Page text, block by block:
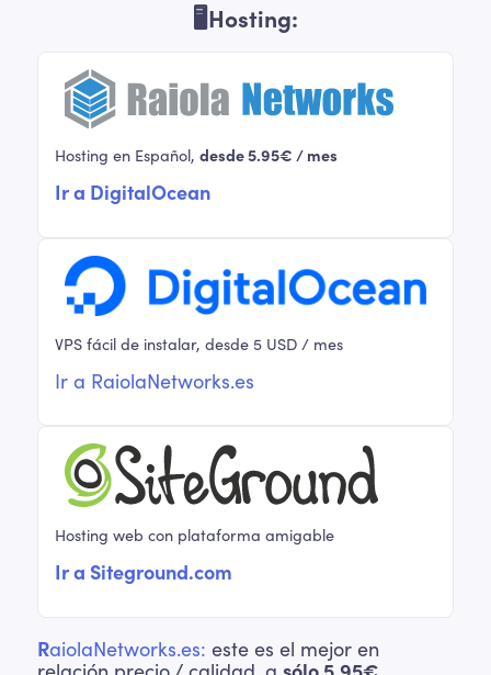
🖥Hosting:
Hosting en Español, desde 5.95€ / mes
Ir a DigitalOcean
VPS fácil de instalar, desde 5 USD / mes
Ir a RaiolaNetworks.es
Hosting web con plataforma amigable
Ir a Siteground.com
RaiolaNetworks.es: este es el mejor en